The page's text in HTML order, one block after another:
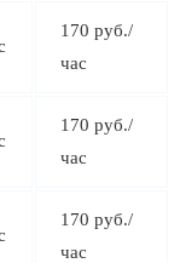
170 руб./
час
170 руб./
час
170 руб./
час